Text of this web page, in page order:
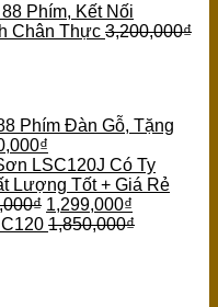
Phím, Kết Nối
Chân Thực 3,200,000₫
Phím Đàn Gỗ, Tặng
₫
LSC120J Có Ty
Lượng Tốt + Giá Rẻ
₫ 1,299,000₫
1,850,000₫